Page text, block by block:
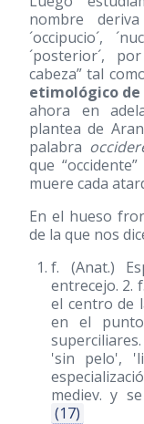
nombre
´occipucio´,
´posterior´,
cabeza” tal
etimológico de
ahora en
plantea de
palabra
que
muere cada
En el hueso
de la que nos
f. (Anat.)
entrecejo. 2.
el centro de
en el
'sin pelo',
mediev. y
(17)